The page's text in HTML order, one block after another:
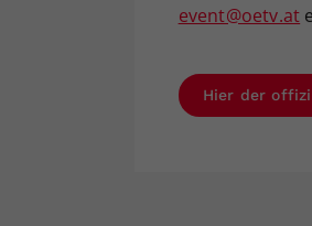
event@oetv.at
Hier der